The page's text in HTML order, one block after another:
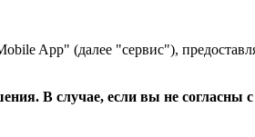
App" (далее "сервис"),
В случае, если вы не